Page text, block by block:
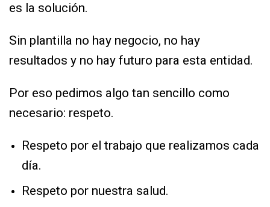
es la solución.
Sin plantilla no hay negocio, no hay
resultados y no hay futuro para esta entidad.
Por eso pedimos algo tan sencillo como
necesario: respeto.
Respeto por el trabajo que realizamos cada
día.
Respeto por nuestra salud.